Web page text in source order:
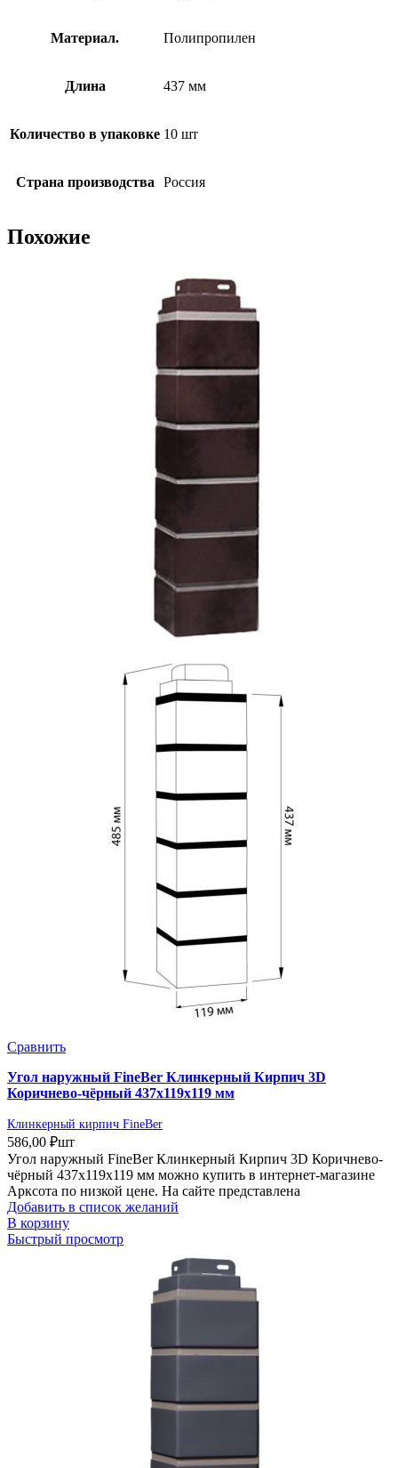
Материал. Полипропилен
Длина 437 мм
Количество в упаковке 10 шт
Страна производства Россия
Похожие
Сравнить
Угол наружный FineBer Клинкерный Кирпич 3D
Коричнево-чёрный 437х119х119 мм
Клинкерный кирпич FineBer
586,00 ₽шт
Угол наружный FineBer Клинкерный Кирпич 3D Коричнево-
чёрный 437х119х119 мм можно купить в интернет-магазине
Арксота по низкой цене. На сайте представлена
Добавить в список желаний
В корзину
Быстрый просмотр